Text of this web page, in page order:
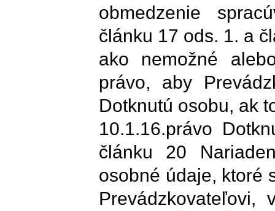
obmedzenie
článku 17 ods. 1. a
ako nemožné
právo, aby
Dotknutú osobu, ak
10.1.16.právo
článku 20
osobné údaje, ktoré
Prevádzkovateľovi,